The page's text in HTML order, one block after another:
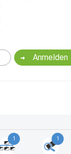
Anmelden
1 1